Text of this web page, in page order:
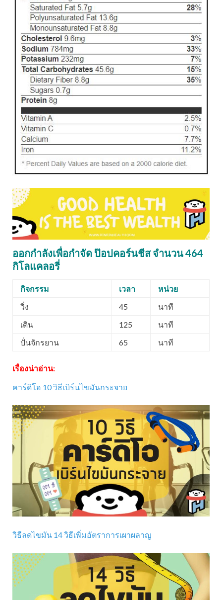
ออกกำลังเพื่อกำจัด ป๊อปคอร์นชีส จำนวน 464
กิโลแคลอรี่
กิจกรรม เวลา
หน่วย
วิ่ง
45
นาที
เดิน
125
นาที
ปั่นจักรยาน
65 นาที
เรื่องน่าอ่าน:
คาร์ดิโอ 10 วิธีเบิร์นไขมันกระจาย
วิธีลดไขมัน 14 วิธีเพิ่มอัตราการเผาผลาญ